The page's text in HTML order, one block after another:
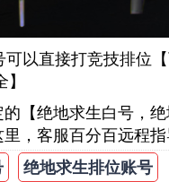
以直接打竞技排位
【绝地求生白号，
，客服百分百远程指
绝地求生排位账号